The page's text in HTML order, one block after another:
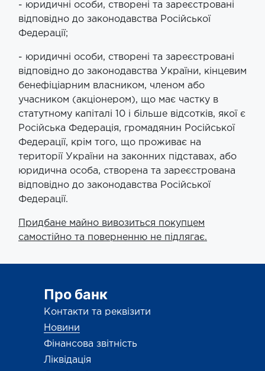
- юридичні особи, створені та зареєстровані
відповідно до законодавства Російської
Федерації;
- юридичні особи, створені та зареєстровані
відповідно до законодавства України, кінцевим
бенефіціарним власником, членом або
учасником (акціонером), що має частку в
статутному капіталі 10 і більше відсотків, якої є
Російська Федерація, громадянин Російської
Федерації, крім того, що проживає на
території України на законних підставах, або
юридична особа, створена та зареєстрована
відповідно до законодавства Російської
Федерації.
Придбане майно вивозиться покупцем
самостійно та поверненню не підлягає.
Про банк
Контакти та реквізити
Новини
Фінансова звітність
Ліквідація